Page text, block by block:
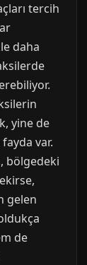
tercih
daha
yine de
var.
bölgedeki
gelen
de